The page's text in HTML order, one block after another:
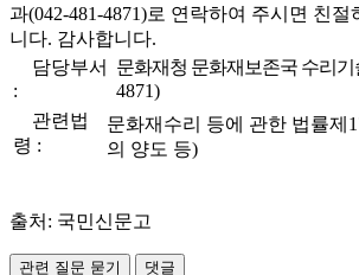
과(042-481-4871)로 연락하여 주시면 친
니다. 감사합니다.
담당부서
:
문화재청 문화재보존국 수리기
4871)
관련법
령 :
문화재수리 등에 관한 법률제
의 양도 등)
출처: 국민신문고